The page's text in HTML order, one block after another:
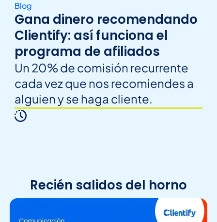
Blog
Gana dinero recomendando
Clientify: así funciona el
programa de afiliados
Un 20% de comisión recurrente
cada vez que nos recomiendes a
alguien y se haga cliente.
Recién salidos del horno